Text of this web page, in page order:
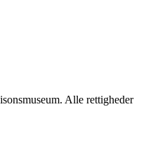
Alle rettigheder